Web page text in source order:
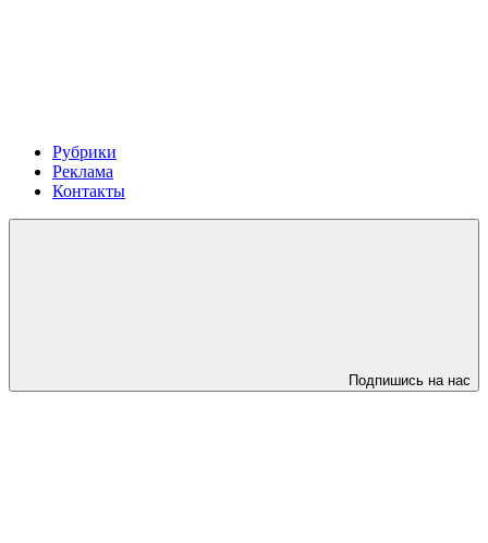
Рубрики
Реклама
Контакты
Подпишись на нас